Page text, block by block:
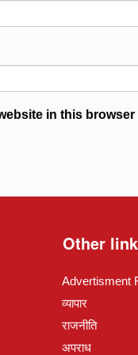
in this
Other
Advertisment
व्यापार
राजनीति
अपराध